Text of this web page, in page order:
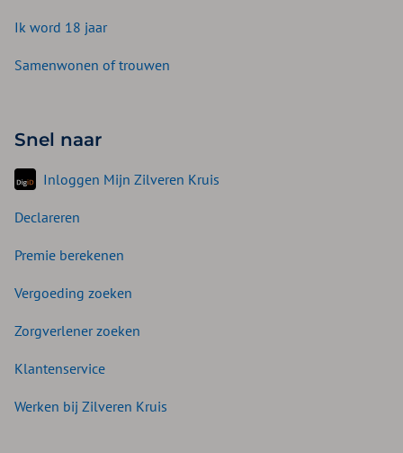
Ik word 18 jaar
Samenwonen of trouwen
Snel naar
Inloggen Mijn Zilveren Kruis
Declareren
Premie berekenen
Vergoeding zoeken
Zorgverlener zoeken
Klantenservice
Werken bij Zilveren Kruis